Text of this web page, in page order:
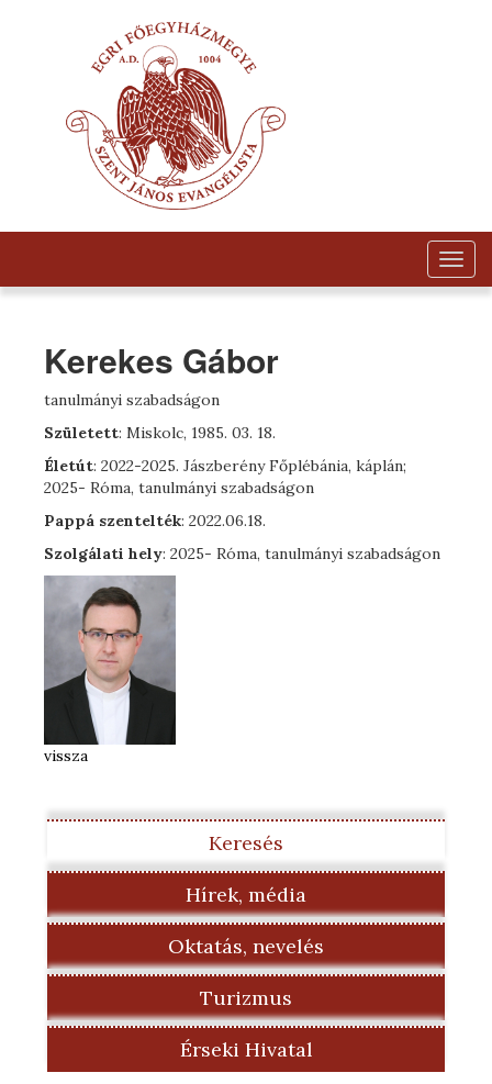
Kerekes Gábor
tanulmányi szabadságon
Született: Miskolc, 1985. 03. 18.
Életút: 2022-2025. Jászberény Főplébánia, káplán;
2025- Róma, tanulmányi szabadságon
Pappá szentelték: 2022.06.18.
Szolgálati hely: 2025- Róma, tanulmányi szabadságon
vissza
Keresés
Hírek, média
Oktatás, nevelés
Turizmus
Érseki Hivatal